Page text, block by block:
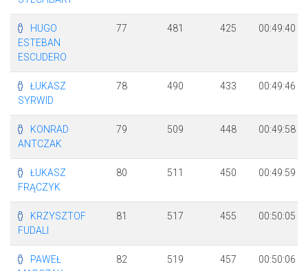
HUGO
ESTEBAN
ESCUDERO
77 481 425 00:49:40
ŁUKASZ
SYRWID
78 490 433 00:49:46
KONRAD
ANTCZAK
79 509 448 00:49:58
ŁUKASZ
FRĄCZYK
80 511 450 00:49:59
KRZYSZTOF
FUDALI
81 517 455 00:50:05
PAWEŁ
82 519 457 00:50:06